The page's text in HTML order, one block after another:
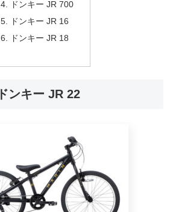
ドンキー JR 700
ドンキー JR 16
ドンキー JR 18
ドンキー JR 22